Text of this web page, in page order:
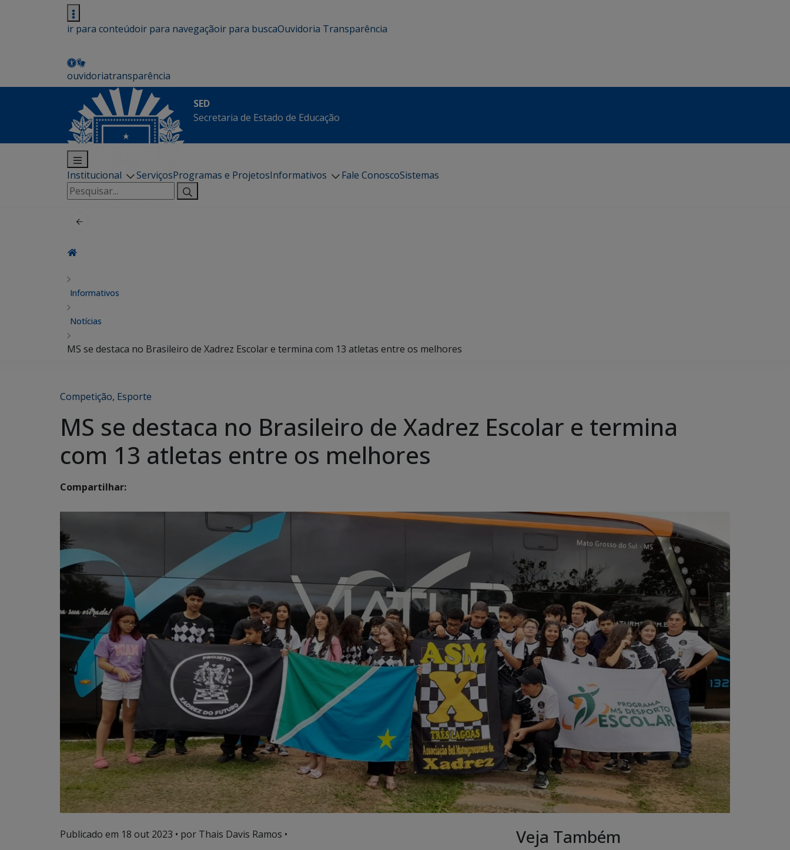
ir para conteúdoir para navegaçãoir para buscaOuvidoria Transparência
ouvidoriatransparência
SED
Secretaria de Estado de Educação
Institucional ServiçosProgramas e ProjetosInformativos Fale ConoscoSistemas
Pesquisar
por:
Informativos
Notícias
MS se destaca no Brasileiro de Xadrez Escolar e termina com 13 atletas entre os melhores
Competição, Esporte
MS se destaca no Brasileiro de Xadrez Escolar e termina
com 13 atletas entre os melhores
Compartilhar:
Publicado em 18 out 2023 • por Thais Davis Ramos •
Veja Também